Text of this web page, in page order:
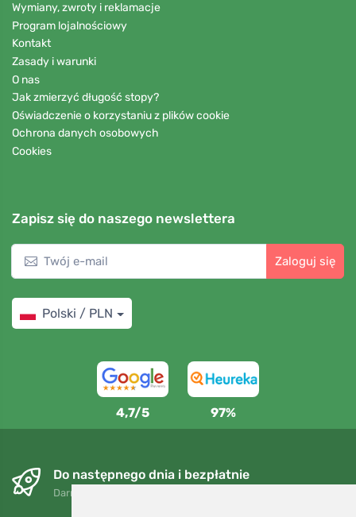
Wymiany, zwroty i reklamacje
Program lojalnościowy
Kontakt
Zasady i warunki
O nas
Jak zmierzyć długość stopy?
Oświadczenie o korzystaniu z plików cookie
Ochrona danych osobowych
Cookies
Zapisz się do naszego newslettera
Zaloguj się
Polski / PLN
4,7/5 97%
Do następnego dnia i bezpłatnie
Darmowa wysyłka dla zamówień powyżej 250 PLN